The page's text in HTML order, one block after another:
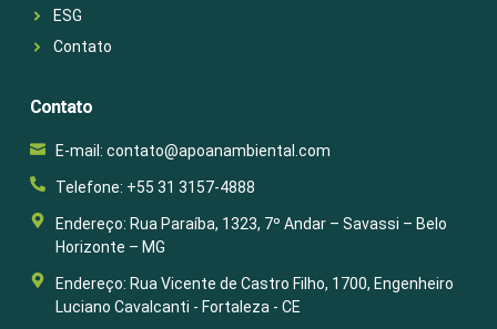
ESG
Contato
Contato
E-mail: contato@apoanambiental.com
Telefone: +55 31 3157-4888
Endereço: Rua Paraíba, 1323, 7º Andar – Savassi – Belo
Horizonte – MG
Endereço: Rua Vicente de Castro Filho, 1700, Engenheiro
Luciano Cavalcanti - Fortaleza - CE